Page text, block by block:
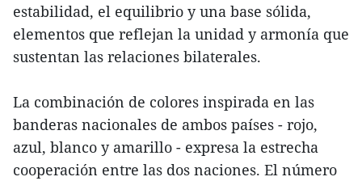
estabilidad, el equilibrio y una base sólida,
elementos que reflejan la unidad y armonía que
sustentan las relaciones bilaterales.
La combinación de colores inspirada en las
banderas nacionales de ambos países - rojo,
azul, blanco y amarillo - expresa la estrecha
cooperación entre las dos naciones. El número